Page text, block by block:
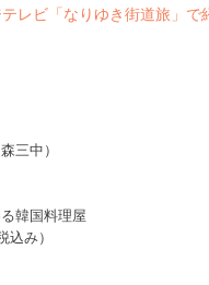
レビ「なりゆき街道旅」
三中）
韓国料理屋
み）